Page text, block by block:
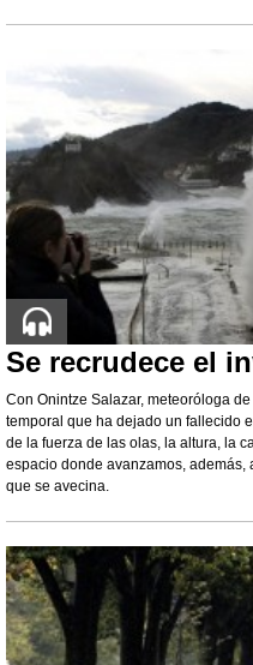
Se recrudece el
Con Onintze Salazar, meteoróloga
temporal que ha dejado un fallecido
de la fuerza de las olas, la altura, la
espacio donde avanzamos,
que se avecina.